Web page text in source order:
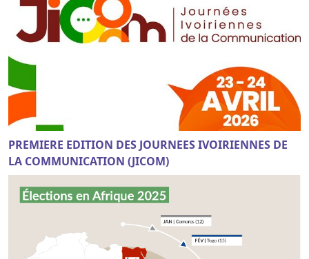
PREMIERE EDITION DES JOURNEES IVOIRIENNES DE
LA COMMUNICATION (JICOM)